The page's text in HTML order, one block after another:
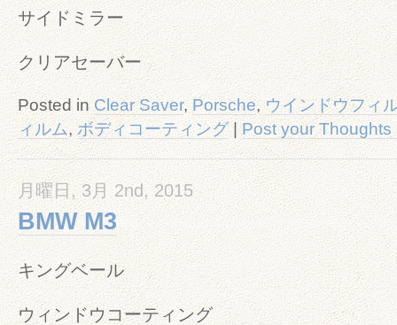
サイドミラー
クリアセーバー
Posted in Clear Saver, Porsche,ウインドウフィ
ィルム, ボディコーティング |Post your
月曜日, 3月 2nd, 2015
BMW M3
キングベール
ウィンドウコーティング